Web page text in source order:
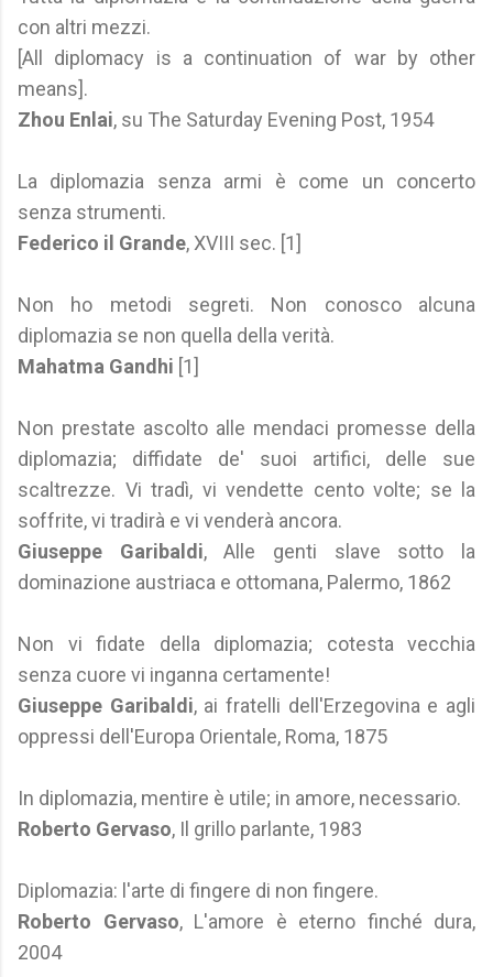
con altri mezzi.
[All diplomacy is a continuation of war by other
means].
Zhou Enlai, su The Saturday Evening Post, 1954
La diplomazia senza armi è come un concerto
senza strumenti.
Federico il Grande, XVIII sec. [1]
Non ho metodi segreti. Non conosco alcuna
diplomazia se non quella della verità.
Mahatma Gandhi [1]
Non prestate ascolto alle mendaci promesse della
diplomazia; diffidate de' suoi artifici, delle sue
scaltrezze. Vi tradì, vi vendette cento volte; se la
soffrite, vi tradirà e vi venderà ancora.
Giuseppe Garibaldi, Alle genti slave sotto la
dominazione austriaca e ottomana, Palermo, 1862
Non vi fidate della diplomazia; cotesta vecchia
senza cuore vi inganna certamente!
Giuseppe Garibaldi, ai fratelli dell'Erzegovina e agli
oppressi dell'Europa Orientale, Roma, 1875
In diplomazia, mentire è utile; in amore, necessario.
Roberto Gervaso, Il grillo parlante, 1983
Diplomazia: l'arte di fingere di non fingere.
Roberto Gervaso, L'amore è eterno finché dura,
2004